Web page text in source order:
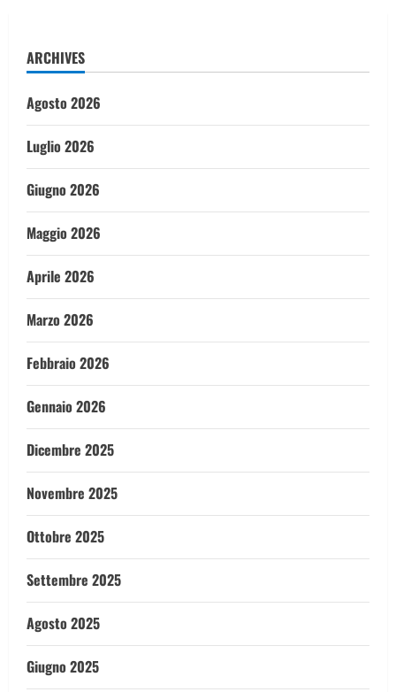
ARCHIVES
Agosto 2026
Luglio 2026
Giugno 2026
Maggio 2026
Aprile 2026
Marzo 2026
Febbraio 2026
Gennaio 2026
Dicembre 2025
Novembre 2025
Ottobre 2025
Settembre 2025
Agosto 2025
Giugno 2025